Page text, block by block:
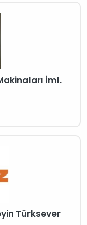
İml.
Türksever